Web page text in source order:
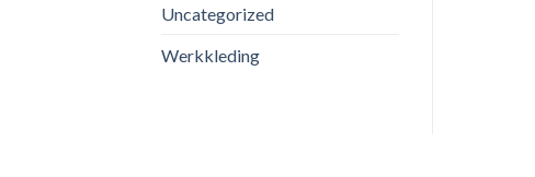
Uncategorized
Werkkleding